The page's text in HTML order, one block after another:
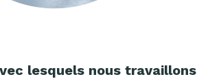
lesquels nous travaillons